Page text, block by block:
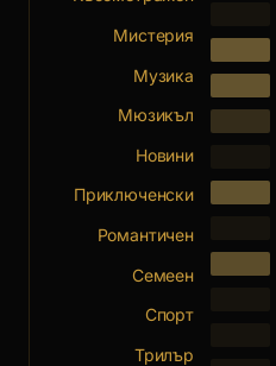
Мистерия
Музика
Мюзикъл
Новини
Приключенски
Романтичен
Семеен
Спорт
Трилър